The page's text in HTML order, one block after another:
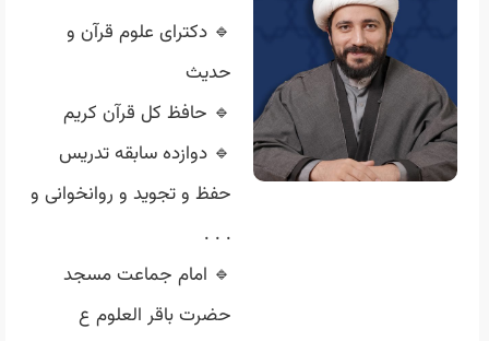
🔹 دکترای علوم قرآن و
حدیث
🔹 حافظ کل قرآن کریم
🔹 دوازده سابقه تدریس
حفظ و تجوید و روانخوانی و
. . .
🔹 امام جماعت مسجد
حضرت باقر العلوم ع